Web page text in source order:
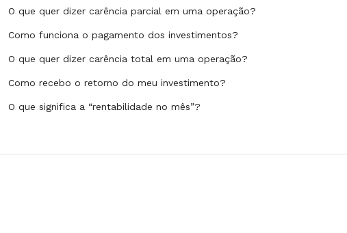
O que quer dizer carência parcial em uma operação?
Como funciona o pagamento dos investimentos?
O que quer dizer carência total em uma operação?
Como recebo o retorno do meu investimento?
O que significa a “rentabilidade no mês”?